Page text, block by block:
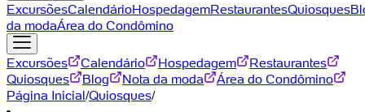
ExcursõesCalendárioHospedagemRestaurantesQuiosques
da modaÁrea do Condômino
Excursões Calendário Hospedagem
Restaurantes
Quiosques
Blog Nota da moda
Área do Condômino
Página Inicial/Quiosques/